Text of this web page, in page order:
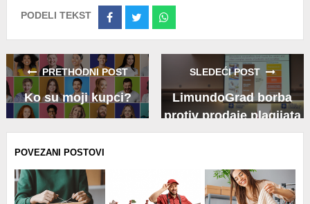
PODELI TEKST
Share
Facebook
Share
Twitter
Share
Whatsapp
PRETHODNI POST
Ko su moji kupci?
SLEDEĆI POST
LimundoGrad borba
protiv prodaje plagijata
i falsifikata
POVEZANI POSTOVI